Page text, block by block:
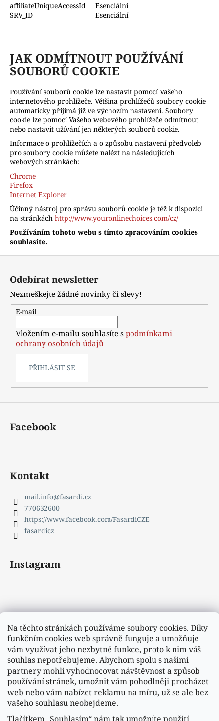
Na těchto stránkách používáme soubory cookies. Díky
funkčním cookies web správně funguje a umožňuje
vám využívat jeho nezbytné funkce, proto k nim váš
souhlas nepotřebujeme. Abychom spolu s našimi
partnery mohli vyhodnocovat návštěvnost a způsob
používání stránek, umožnit vám pohodlněji procházet
web nebo vám nabízet reklamu na míru, už se ale bez
vašeho souhlasu neobejdeme.
Tlačítkem „Souhlasím“ nám tak umožníte použití
affiliateUniqueAccessId
Esenciální
SRV_ID
Esenciální
JAK ODMÍTNOUT POUŽÍVÁNÍ
SOUBORŮ COOKIE
Používání souborů cookie lze nastavit pomocí Vašeho
internetového prohlížeče. Většina prohlížečů soubory cookie
automaticky přijímá již ve výchozím nastavení. Soubory
cookie lze pomocí Vašeho webového prohlížeče odmítnout
nebo nastavit užívání jen některých souborů cookie.
Informace o prohlížečích a o způsobu nastavení předvoleb
pro soubory cookie můžete nalézt na následujících
webových stránkách:
Chrome
Firefox
Internet Explorer
Účinný nástroj pro správu souborů cookie je též k dispozici
na stránkách http://www.youronlinechoices.com/cz/
Používáním tohoto webu s tímto zpracováním cookies
souhlasíte.
Z
Odebírat newsletter
Nezmeškejte žádné novinky či slevy!
E-mail
Vložením e-mailu souhlasíte spodmínkami
ochrany osobních údajů
PŘIHLÁSIT SE
Facebook
Kontakt
mail.info@fasardi.cz
770632600
https://www.facebook.com/FasardiCZE
fasardicz
Instagram